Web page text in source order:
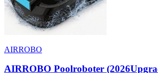
AIRROBO
AIRROBO Poolroboter